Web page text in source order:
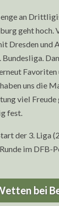
an
geht hoch.
Dresden und
Bundesliga.
Favoriten
uns die
viel Freude
fest.
der 3. Liga
im DFB-
bei